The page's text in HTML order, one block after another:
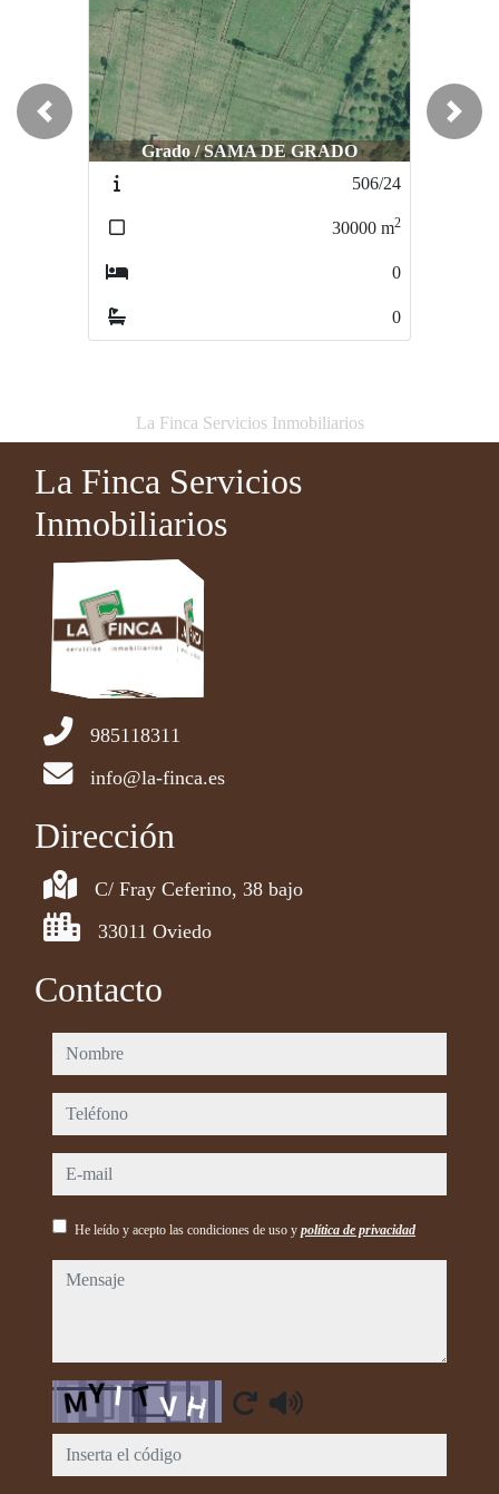
Grado / SAMA DE GRADO
506/24
30000m2
Oviedo / AYONES
Previous Next
La Finca Servicios Inmobiliarios
La Finca Servicios
Inmobiliarios
985118311
info@la-finca.es
Dirección
C/ Fray Ceferino, 38 bajo
33011 Oviedo
Contacto
nombre
teléfono
e-mail
He leído y acepto las condiciones de uso y política de privacidad
mensaje
Captcha